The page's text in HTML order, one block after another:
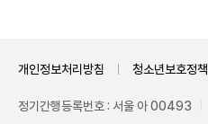
개인정보처리방침 청소년보호정책
정기간행등록번호 : 서울 아 00493